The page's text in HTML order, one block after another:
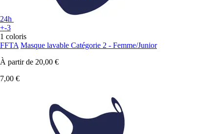
24h
+-3
1 coloris
FFTA Masque lavable Catégorie 2 - Femme/Junior
À partir de 20,00 €
7,00 €